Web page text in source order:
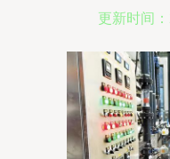
服
更新时间